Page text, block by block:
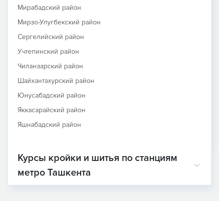
Мирабадский район
Мирзо-Улугбекский район
Сергелийский район
Учтепинский район
Чиланзарский район
Шайхантахурский район
Юнусабадский район
Яккасарайский район
Яшнабадский район
Курсы кройки и шитья по станциям
метро Ташкента